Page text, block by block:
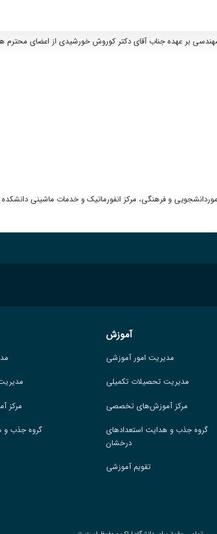
بر عهده جناب آقایدکتر
و فرهنگی، مرکز انفورماتیک و خدمات ماشینی
مرکز
گروه جذب و
آموزش
مدیریت امور آموزشی
مدیریت تحصیلات تکمیلی
مرکز آموزش‌های تخصصی
گروه جذب و هدایت استعدادهای
درخشان
تقویم آموزشی